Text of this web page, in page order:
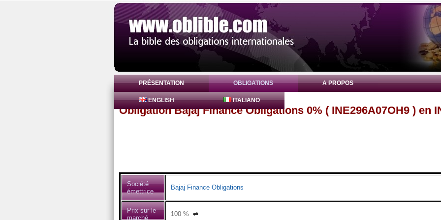
PRÉSENTATION OBLIGATIONS A PROPOS
ENGLISH ITALIANO
Obligation Bajaj Finance Obligations 0% ( INE296A07OH9 ) en
Société
émettrice
Bajaj Finance Obligations
Prix sur le
marché
100% ⇌